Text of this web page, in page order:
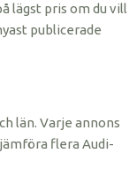
lägst pris om du vill
publicerade
län. Varje annons
flera Audi-